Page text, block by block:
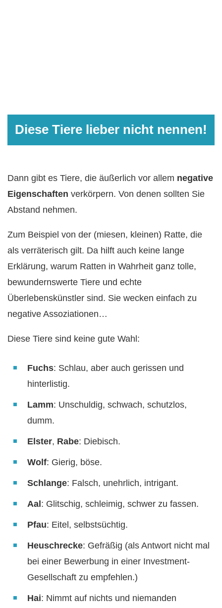
Diese Tiere lieber nicht nennen!
Dann gibt es Tiere, die äußerlich vor allem negative
Eigenschaften verkörpern. Von denen sollten Sie
Abstand nehmen.
Zum Beispiel von der (miesen, kleinen) Ratte, die
als verräterisch gilt. Da hilft auch keine lange
Erklärung, warum Ratten in Wahrheit ganz tolle,
bewundernswerte Tiere und echte
Überlebenskünstler sind. Sie wecken einfach zu
negative Assoziationen…
Diese Tiere sind keine gute Wahl:
Fuchs: Schlau, aber auch gerissen und
hinterlistig.
Lamm: Unschuldig, schwach, schutzlos,
dumm.
Elster, Rabe: Diebisch.
Wolf: Gierig, böse.
Schlange: Falsch, unehrlich, intrigant.
Aal: Glitschig, schleimig, schwer zu fassen.
Pfau: Eitel, selbstsüchtig.
Heuschrecke: Gefräßig (als Antwort nicht mal
bei einer Bewerbung in einer Investment-
Gesellschaft zu empfehlen.)
Hai: Nimmt auf nichts und niemanden